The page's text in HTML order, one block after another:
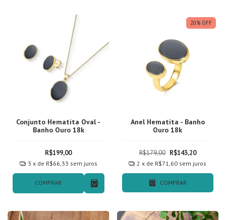
Conjunto Hematita Oval -
Banho Ouro 18k
R$199,00
3 x de R$66,33 sem juros
COMPRAR
20% OFF
Anel Hematita - Banho
Ouro 18k
R$179,00 R$143,20
2 x de R$71,60 sem juros
COMPRAR